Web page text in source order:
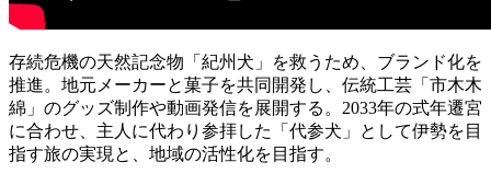
存続危機の天然記念物「紀州犬」を救うため、ブランド化を
推進。地元メーカーと菓子を共同開発し、伝統工芸「市木木
綿」のグッズ制作や動画発信を展開する。2033年の式年遷宮
に合わせ、主人に代わり参拝した「代参犬」として伊勢を目
指す旅の実現と、地域の活性化を目指す。